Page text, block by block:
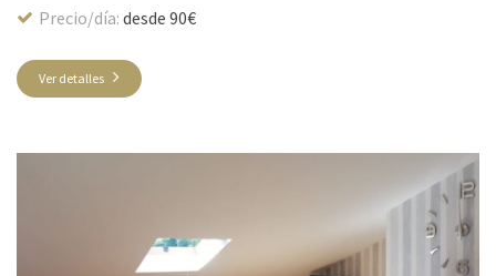
Precio/día: desde 90€
Ver detalles